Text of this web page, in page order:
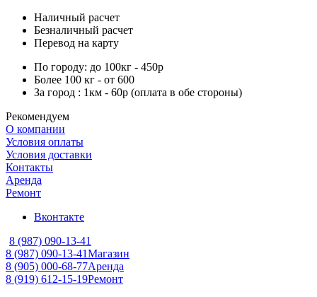
Наличный расчет
Безналичный расчет
Перевод на карту
По городу: до 100кг - 450р
Более 100 кг - от 600
За город : 1км - 60р (оплата в обе стороны)
Рекомендуем
О компании
Условия оплаты
Условия доставки
Контакты
Аренда
Ремонт
Вконтакте
8 (987) 090-13-41
8 (987) 090-13-41Магазин
8 (905) 000-68-77Аренда
8 (919) 612-15-19Ремонт